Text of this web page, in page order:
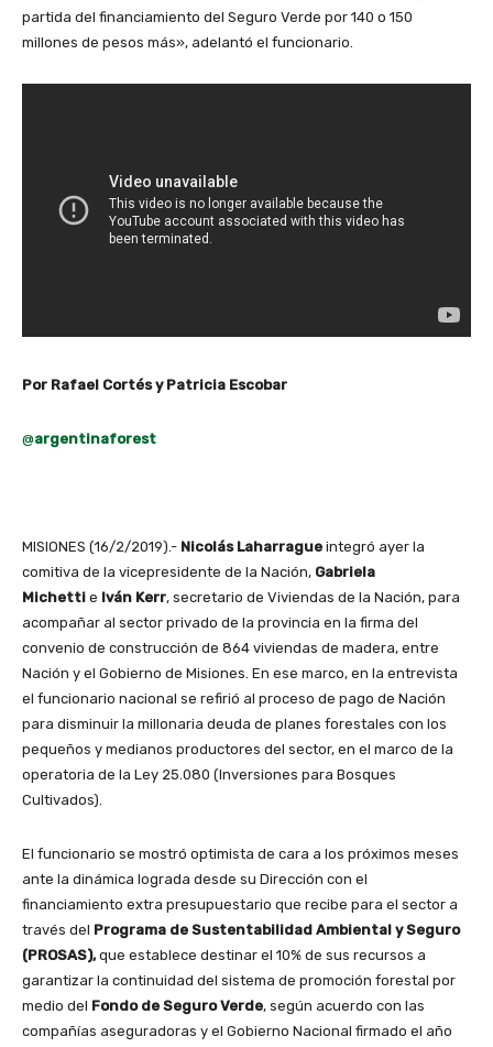
partida del financiamiento del Seguro Verde por 140 o 150
millones de pesos más», adelantó el funcionario.
Por Rafael Cortés y Patricia Escobar
@argentinaforest
MISIONES (16/2/2019).- Nicolás Laharrague integró ayer la
comitiva de la vicepresidente de la Nación, Gabriela
Michetti e Iván Kerr, secretario de Viviendas de la Nación, para
acompañar al sector privado de la provincia en la firma del
convenio de construcción de 864 viviendas de madera, entre
Nación y el Gobierno de Misiones. En ese marco, en la entrevista
el funcionario nacional se refirió al proceso de pago de Nación
para disminuir la millonaria deuda de planes forestales con los
pequeños y medianos productores del sector, en el marco de la
operatoria de la Ley 25.080 (Inversiones para Bosques
Cultivados).
El funcionario se mostró optimista de cara a los próximos meses
ante la dinámica lograda desde su Dirección con el
financiamiento extra presupuestario que recibe para el sector a
través del Programa de Sustentabilidad Ambiental y Seguro
(PROSAS),que establece destinar el 10% de sus recursos a
garantizar la continuidad del sistema de promoción forestal por
medio del Fondo de Seguro Verde, según acuerdo con las
compañías aseguradoras y el Gobierno Nacional firmado el año